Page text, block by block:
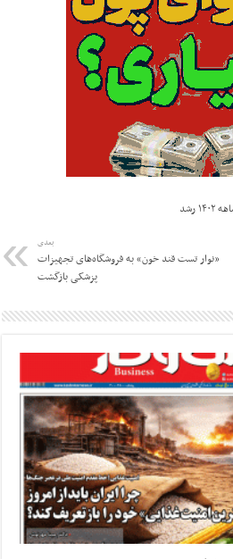
میزان بهره‌روی عوامل تولید در ۹ ماهه ۱۴۰۲ رشد
بعدی
«نوار تست قند خون» به فروشگاه‌های تجهیزات
پزشکی بازگشت